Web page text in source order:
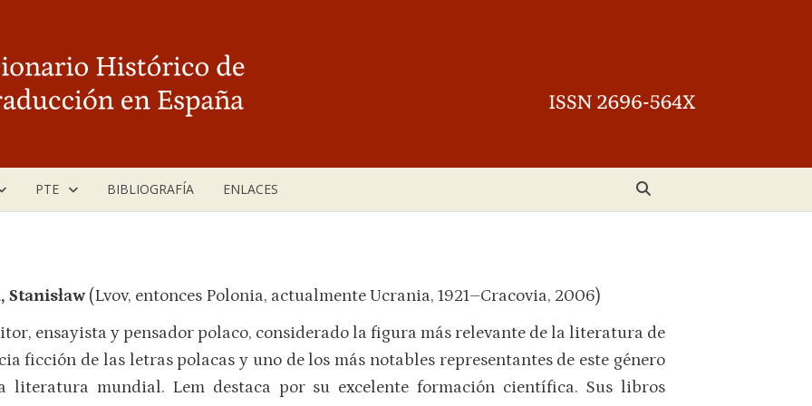
PTE BIBLIOGRAFÍA ENLACES
Stanisław (Lvov, entonces Polonia, actualmente Ucrania, 1921–Cracovia, 2006)
ensayista y pensador polaco, considerado la figura más relevante de la literatura de
ficción de las letras polacas y uno de los más notables representantes de este género
literatura mundial. Lem destaca por su excelente formación científica. Sus libros